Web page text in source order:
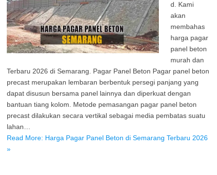
d. Kami
akan
membahas
harga pagar
panel beton
murah dan
Terbaru 2026 di Semarang. Pagar Panel Beton Pagar panel beton
precast merupakan lembaran berbentuk persegi panjang yang
dapat disusun bersama panel lainnya dan diperkuat dengan
bantuan tiang kolom. Metode pemasangan pagar panel beton
precast dilakukan secara vertikal sebagai media pembatas suatu
lahan…
Read More: Harga Pagar Panel Beton di Semarang Terbaru 2026
»